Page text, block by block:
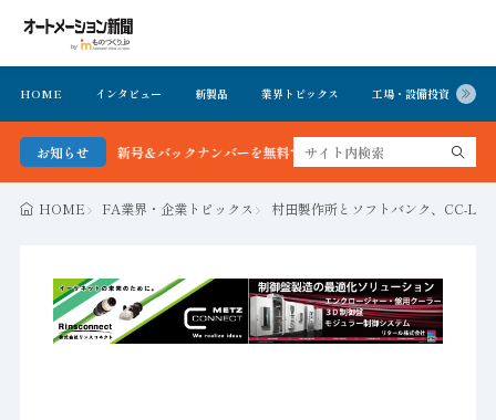
HOME インタビュー 新製品 業界トピックス 工場・設備投資
お知らせ
聞 最新号＆バックナンバーを無料で公開中 詳細はこちら
HOME FA業界・企業トピックス 村田製作所とソフトバンク、CC-